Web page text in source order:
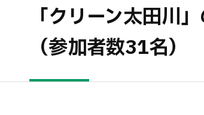
「クリーン太田川
（参加者数31名）